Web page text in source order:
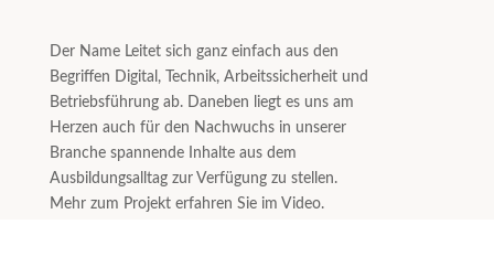
Der Name Leitet sich ganz einfach aus den
Begriffen Digital, Technik, Arbeitssicherheit und
Betriebsführung ab. Daneben liegt es uns am
Herzen auch für den Nachwuchs in unserer
Branche spannende Inhalte aus dem
Ausbildungsalltag zur Verfügung zu stellen.
Mehr zum Projekt erfahren Sie im Video.